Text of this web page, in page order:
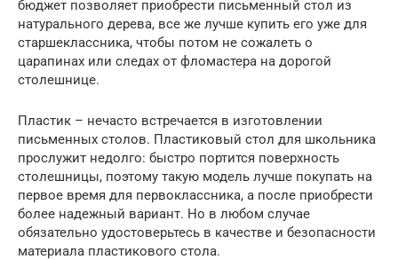
бюджет позволяет приобрести письменный стол из
натурального дерева, все же лучше купить его уже для
старшеклассника, чтобы потом не сожалеть о
царапинах или следах от фломастера на дорогой
столешнице.
Пластик – нечасто встречается в изготовлении
письменных столов. Пластиковый стол для школьника
прослужит недолго: быстро портится поверхность
столешницы, поэтому такую модель лучше покупать на
первое время для первоклассника, а после приобрести
более надежный вариант. Но в любом случае
обязательно удостоверьтесь в качестве и безопасности
материала пластикового стола.